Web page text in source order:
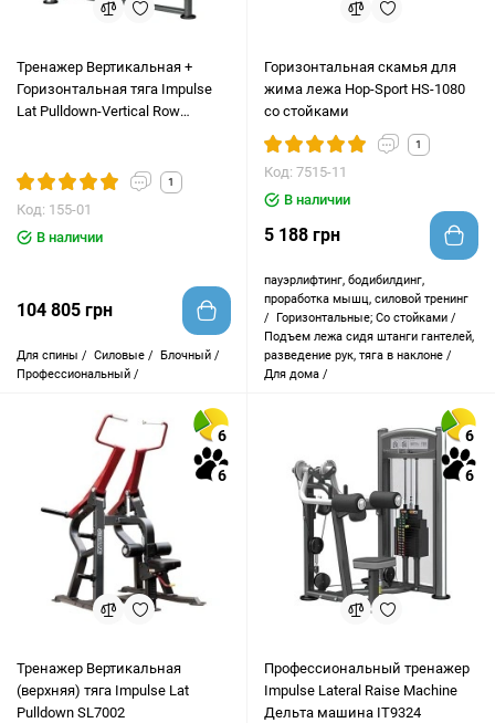
Тренажер Вертикальная +
Горизонтальная тяга Impulse
Lat Pulldown-Vertical Row
1
Код: 155-01
В наличии
104 805 грн
Для спины / Силовые /
Блочный /
Профессиональный /
Горизонтальная скамья для
жима лежа Hop-Sport HS-1080
со стойками
1
Код: 7515-11
В наличии
5 188 грн
пауэрлифтинг, бодибилдинг,
проработка мышц, силовой тренинг
/
Горизонтальные; Со стойками /
Подъем лежа сидя штанги гантелей,
разведение рук, тяга в наклоне /
Для дома /
6
6
Тренажер Вертикальная
(верхняя) тяга Impulse Lat
Pulldown SL7002
6
6
Профессиональный тренажер
Impulse Lateral Raise Machine
Дельта машина IT9324